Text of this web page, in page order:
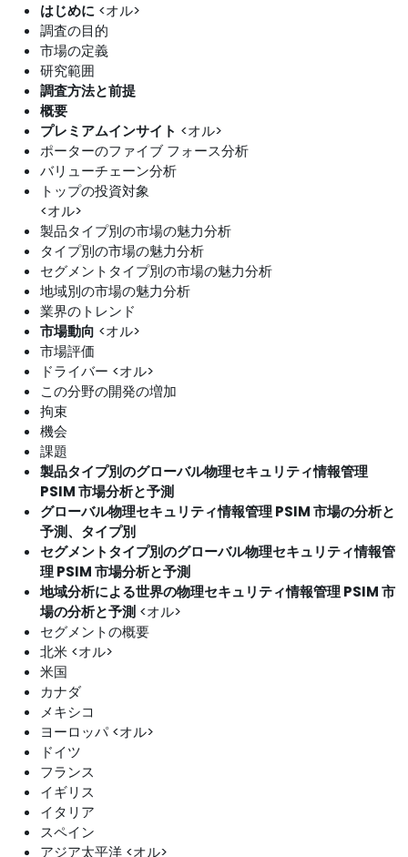
はじめに <オル>
調査の目的
市場の定義
研究範囲
調査方法と前提
概要
プレミアムインサイト <オル>
ポーターのファイブ フォース分析
バリューチェーン分析
トップの投資対象
<オル>
製品タイプ別の市場の魅力分析
タイプ別の市場の魅力分析
セグメントタイプ別の市場の魅力分析
地域別の市場の魅力分析
業界のトレンド
市場動向 <オル>
市場評価
ドライバー <オル>
この分野の開発の増加
拘束
機会
課題
製品タイプ別のグローバル物理セキュリティ情報管理
PSIM 市場分析と予測
グローバル物理セキュリティ情報管理 PSIM 市場の分析と
予測、タイプ別
セグメントタイプ別のグローバル物理セキュリティ情報管
理 PSIM 市場分析と予測
地域分析による世界の物理セキュリティ情報管理 PSIM 市
場の分析と予測 <オル>
セグメントの概要
北米 <オル>
米国
カナダ
メキシコ
ヨーロッパ <オル>
ドイツ
フランス
イギリス
イタリア
スペイン
アジア太平洋 <オル>